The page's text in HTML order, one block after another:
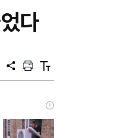
다
공
프
트
텍
트